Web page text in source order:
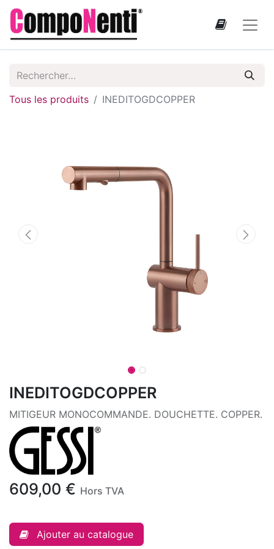
Tous les produits INEDITOGDCOPPER
INEDITOGDCOPPER
MITIGEUR MONOCOMMANDE. DOUCHETTE. COPPER.
609,00 € Hors TVA
Ajouter au catalogue